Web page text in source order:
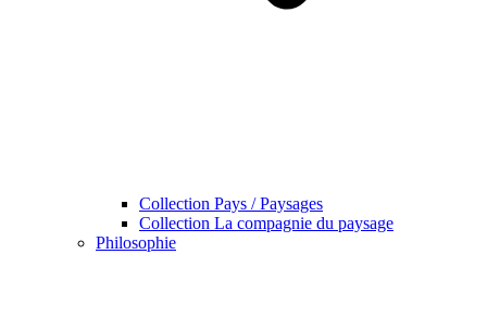
Collection Pays / Paysages
Collection La compagnie du paysage
Philosophie